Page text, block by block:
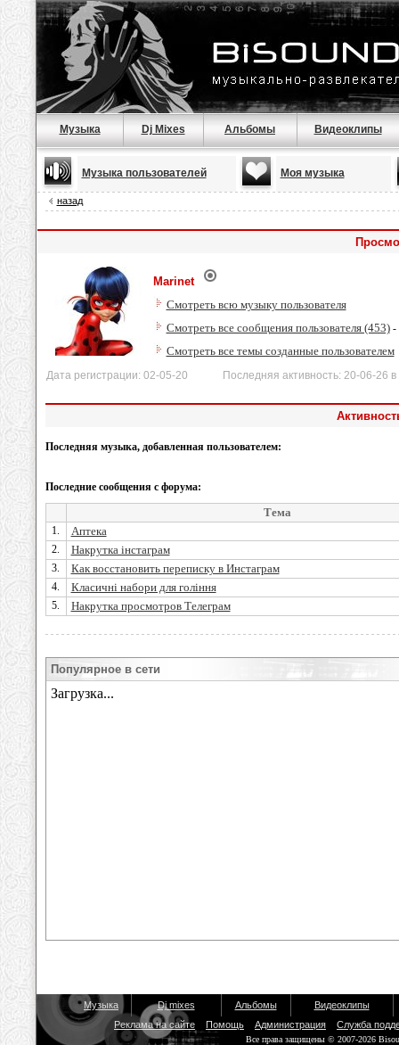
Музыка Dj Mixes Альбомы Видеоклипы
Музыка пользователей Моя музыка
назад
Marinet
Смотреть всю музыку пользователя
Смотреть все сообщения пользователя (453)-
Смотреть все темы созданные пользователем
Дата регистрации: 02-05-20 Последняя активность: 20-06-26 в
Последняя музыка, добавленная пользователем:
Последние сообщения с форума:
Тема
1. Аптека
2. Накрутка інстаграм
3. Как восстановить переписку в Инстаграм
4. Класичні набори для гоління
5. Накрутка просмотров Телеграм
Популярное в сети
Музыка Dj mixes Альбомы
Видеоклипы
Реклама на сайте
Помощь Администрация Служба
Все права защищены © 2007-2026